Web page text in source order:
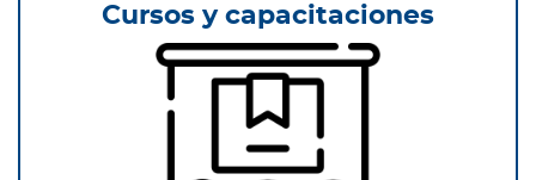
Cursos y capacitaciones